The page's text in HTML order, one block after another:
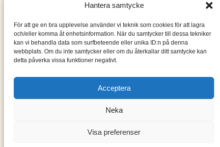
Hantera samtycke
För att ge en bra upplevelse använder vi teknik som cookies för att lagra
och/eller komma åt enhetsinformation. När du samtycker till dessa tekniker
kan vi behandla data som surfbeteende eller unika ID:n på denna
webbplats. Om du inte samtycker eller om du återkallar ditt samtycke kan
detta påverka vissa funktioner negativt.
Acceptera
Neka
Visa preferenser
Om mig & om bloggen
S
ö
k
WordPress